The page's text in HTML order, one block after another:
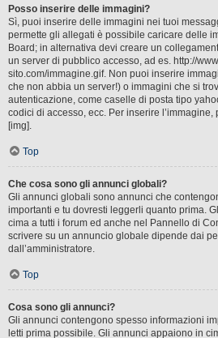
Posso inserire delle immagini?
Sì, puoi inserire delle immagini nei tuoi
permette gli allegati è possibile caricare delle
Board; in alternativa devi creare un
un server di pubblico accesso, ad es. http://
sito.com/immagine.gif. Non puoi inserire
che non abbia un server!) o immagini che si
autenticazione, come caselle di posta tipo
codici di accesso, ecc. Per inserire
[img].
Top
Che cosa sono gli annunci globali?
Gli annunci globali sono annunci che
importanti e tu dovresti leggerli quanto prima.
cima a tutti i forum ed anche nel Pannello di
scrivere su un annuncio globale dipende dai
dall’amministratore.
Top
Cosa sono gli annunci?
Gli annunci contengono spesso informazioni
letti prima possibile. Gli annunci appaiono in